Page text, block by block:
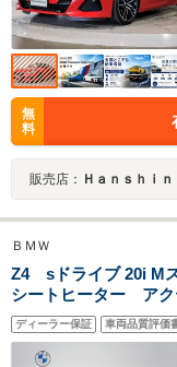
無
料
販売店： Ｈａｎｓｈｉｎ Ｂ
ＢＭＷ
Z4 sドライブ 20i M
シートヒーター ア
イブコックピット
ロイホイール ドラ
純正HDDナビ ミラー
ディーラー保証 車両品質評価